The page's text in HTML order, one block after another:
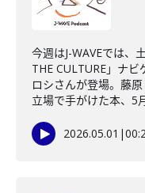
今週はJ-WAVEでは、
THE CULTURE」ナ
ロシさんが登場。藤
立場で手がけた本、5
2026.05.01 |